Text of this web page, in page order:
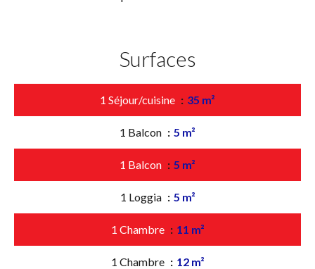
Surfaces
1 Séjour/cuisine 35 m²
1 Balcon 5 m²
1 Balcon 5 m²
1 Loggia 5 m²
1 Chambre 11 m²
1 Chambre 12 m²